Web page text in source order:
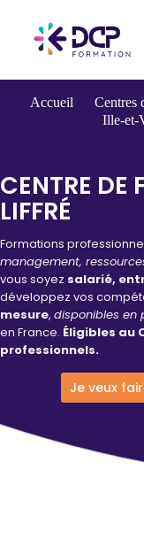
Accueil Centres
Ille-et-
CENTRE DE
LIFFRÉ
Formations
management,
vous soyez salarié,
développez vos
mesure, disponibles en
en France. Éligibles au
professionnels.
Je veux